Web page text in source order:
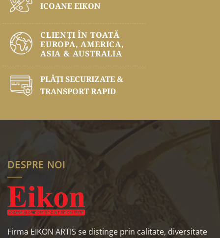
ICOANE EIKON
CLIENȚI ÎN TOATĂ
EUROPA, AMERICA,
ASIA & AUSTRALIA
PLĂŢI SECURIZATE &
TRANSPORT RAPID
DESPRE NOI
Firma EIKON ARTIS se distinge prin calitate, diversitate